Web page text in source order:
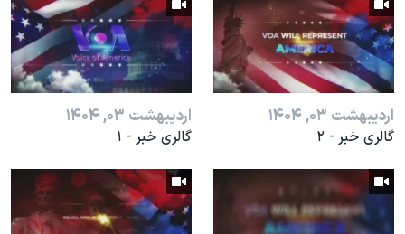
نرگس محمدی برنده جایزه نوبل صلح
همایش محافظه‌کاران آمریکا «سی‌پک»
سفر پرزیدنت ترامپ به چین
اردیبهشت ۰۳, ۱۴۰۴
گالری خبر - ۲
اردیبهشت ۰۳, ۱۴۰۴
گالری خبر - ۱